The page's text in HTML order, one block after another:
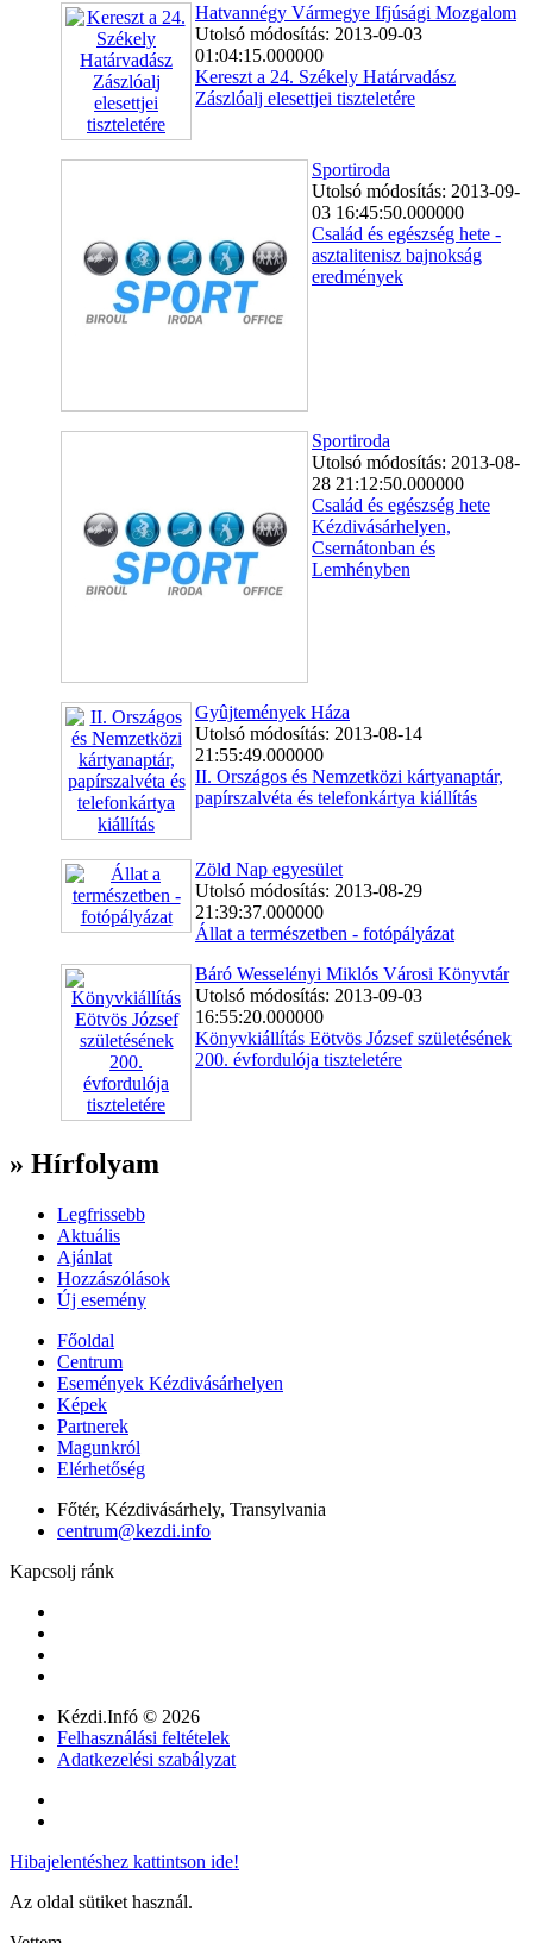
Hatvannégy Vármegye Ifjúsági Mozgalom
Utolsó módosítás: 2013-09-03
01:04:15.000000
Kereszt a 24. Székely Határvadász
Zászlóalj elesettjei tiszteletére
Sportiroda
Utolsó módosítás: 2013-09-
03 16:45:50.000000
Család és egészség hete -
asztalitenisz b ajnokság
eredmények
Sportiroda
Utolsó módosítás: 2013-08-
28 21:12:50.000000
Család és egészség hete
Kézdivásárhelyen,
Csernátonban és
Lemhényben
Gyûjtemények Háza
Utolsó módosítás: 2013-08-14
21:55:49.000000
II. Országos és Nemzetközi kártyanaptár,
papírszalvéta és telefonkártya kiállítás
Zöld Nap egyesület
Utolsó módosítás: 2013-08-29
21:39:37.000000
Állat a természetben - fotópályázat
Báró Wesselényi Miklós Városi Könyvtár
Utolsó módosítás: 2013-09-03
16:55:20.000000
Könyvkiállítás Eötvös József születésének
200. évfordulója tiszteletére
» Hírfolyam
Legfrissebb
Aktuális
Ajánlat
Hozzászólások
Új esemény
Főoldal
Centrum
Események Kézdivásárhelyen
Képek
Partnerek
Magunkról
Elérhetőség
Főtér, Kézdivásárhely, Transylvania
centrum@kezdi.info
Kapcsolj ránk
Kézdi.Infó © 2026
Felhasználási feltételek
Adatkezelési szabályzat
Hibajelentéshez kattintson ide!
Az oldal sütiket használ.